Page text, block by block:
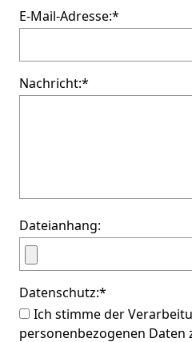
E-Mail-Adresse:*
Nachricht:*
Dateianhang:
Datenschutz:*
Ich stimme der
personenbezogenen Daten